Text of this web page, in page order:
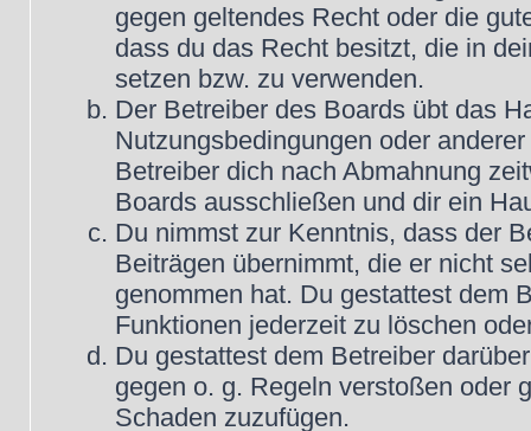
gegen geltendes Recht oder die
dass du das Recht besitzt, die in
setzen bzw. zu verwenden.
Der Betreiber des Boards übt das
Nutzungsbedingungen oder
Betreiber dich nach Abmahnung
Boards ausschließen und dir ein
Du nimmst zur Kenntnis, dass der
Beiträgen übernimmt, die er nicht
genommen hat. Du gestattest dem
Funktionen jederzeit zu löschen
Du gestattest dem Betreiber
gegen o. g. Regeln verstoßen oder
Schaden zuzufügen.